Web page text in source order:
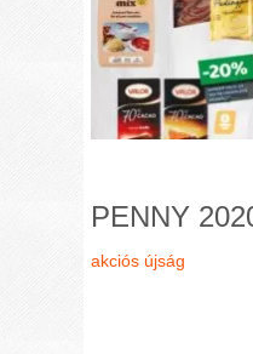
PENNY
akciós újság